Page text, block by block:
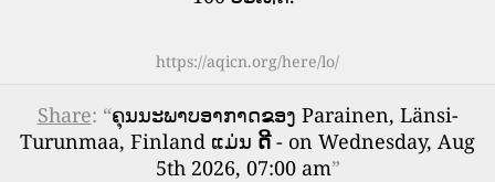
https://aqicn.org/here/lo/
Share: “ຄຸນນະພາບອາກາດຂອງ Parainen, Länsi-
Turunmaa, Finland ແມ່ນ ດີ- on Wednesday, Aug
5th 2026, 07:00 am”